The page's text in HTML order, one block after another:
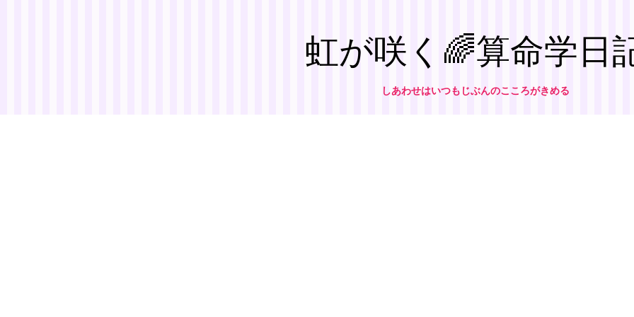
虹が咲く🌈算命学日
しあわせはいつもじぶんのこころがきめる